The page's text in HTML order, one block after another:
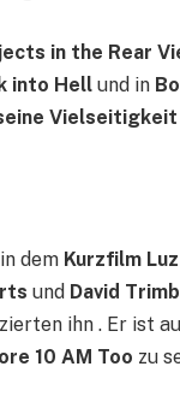
in the Rear
into Hell und in
in dem Kurzfilm
und David
ihn . Er ist
10 AM Too zu